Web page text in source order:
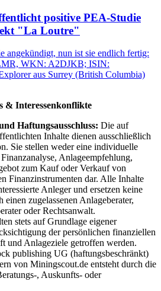
positive PEA-Studie
"La Loutre"
angekündigt, nun ist sie endlich fertig:
WKN: A2DJKB; ISIN:
aus Surrey (British Columbia)
& Interessenkonflikte
Haftungsausschluss: Die auf
Inhalte dienen ausschließlich
Sie stellen weder eine individuelle
Anlageempfehlung,
zum Kauf oder Verkauf von
Finanzinstrumenten dar. Alle Inhalte
Anleger und ersetzen keine
zugelassenen Anlageberater,
oder Rechtsanwalt.
stets auf Grundlage eigener
der persönlichen finanziellen
und Anlageziele getroffen werden.
publishing UG (haftungsbeschränkt)
von Miningscout.de entsteht durch die
, Auskunfts- oder